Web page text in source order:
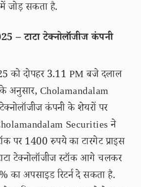
में जोड़ सकता है.
– टाटा टेक्नोलॉजीज कंपनी
को दोपहर 3.11 PM बजे दलाल
अनुसार, Cholamandalam
कंपनी के शेयरों पर
Securities ने
पर 1400 रुपये का टारगेट प्राइस
टेक्नोलॉजीज स्टॉक आगे चलकर
का अपसाइड रिटर्न दे सकता है.